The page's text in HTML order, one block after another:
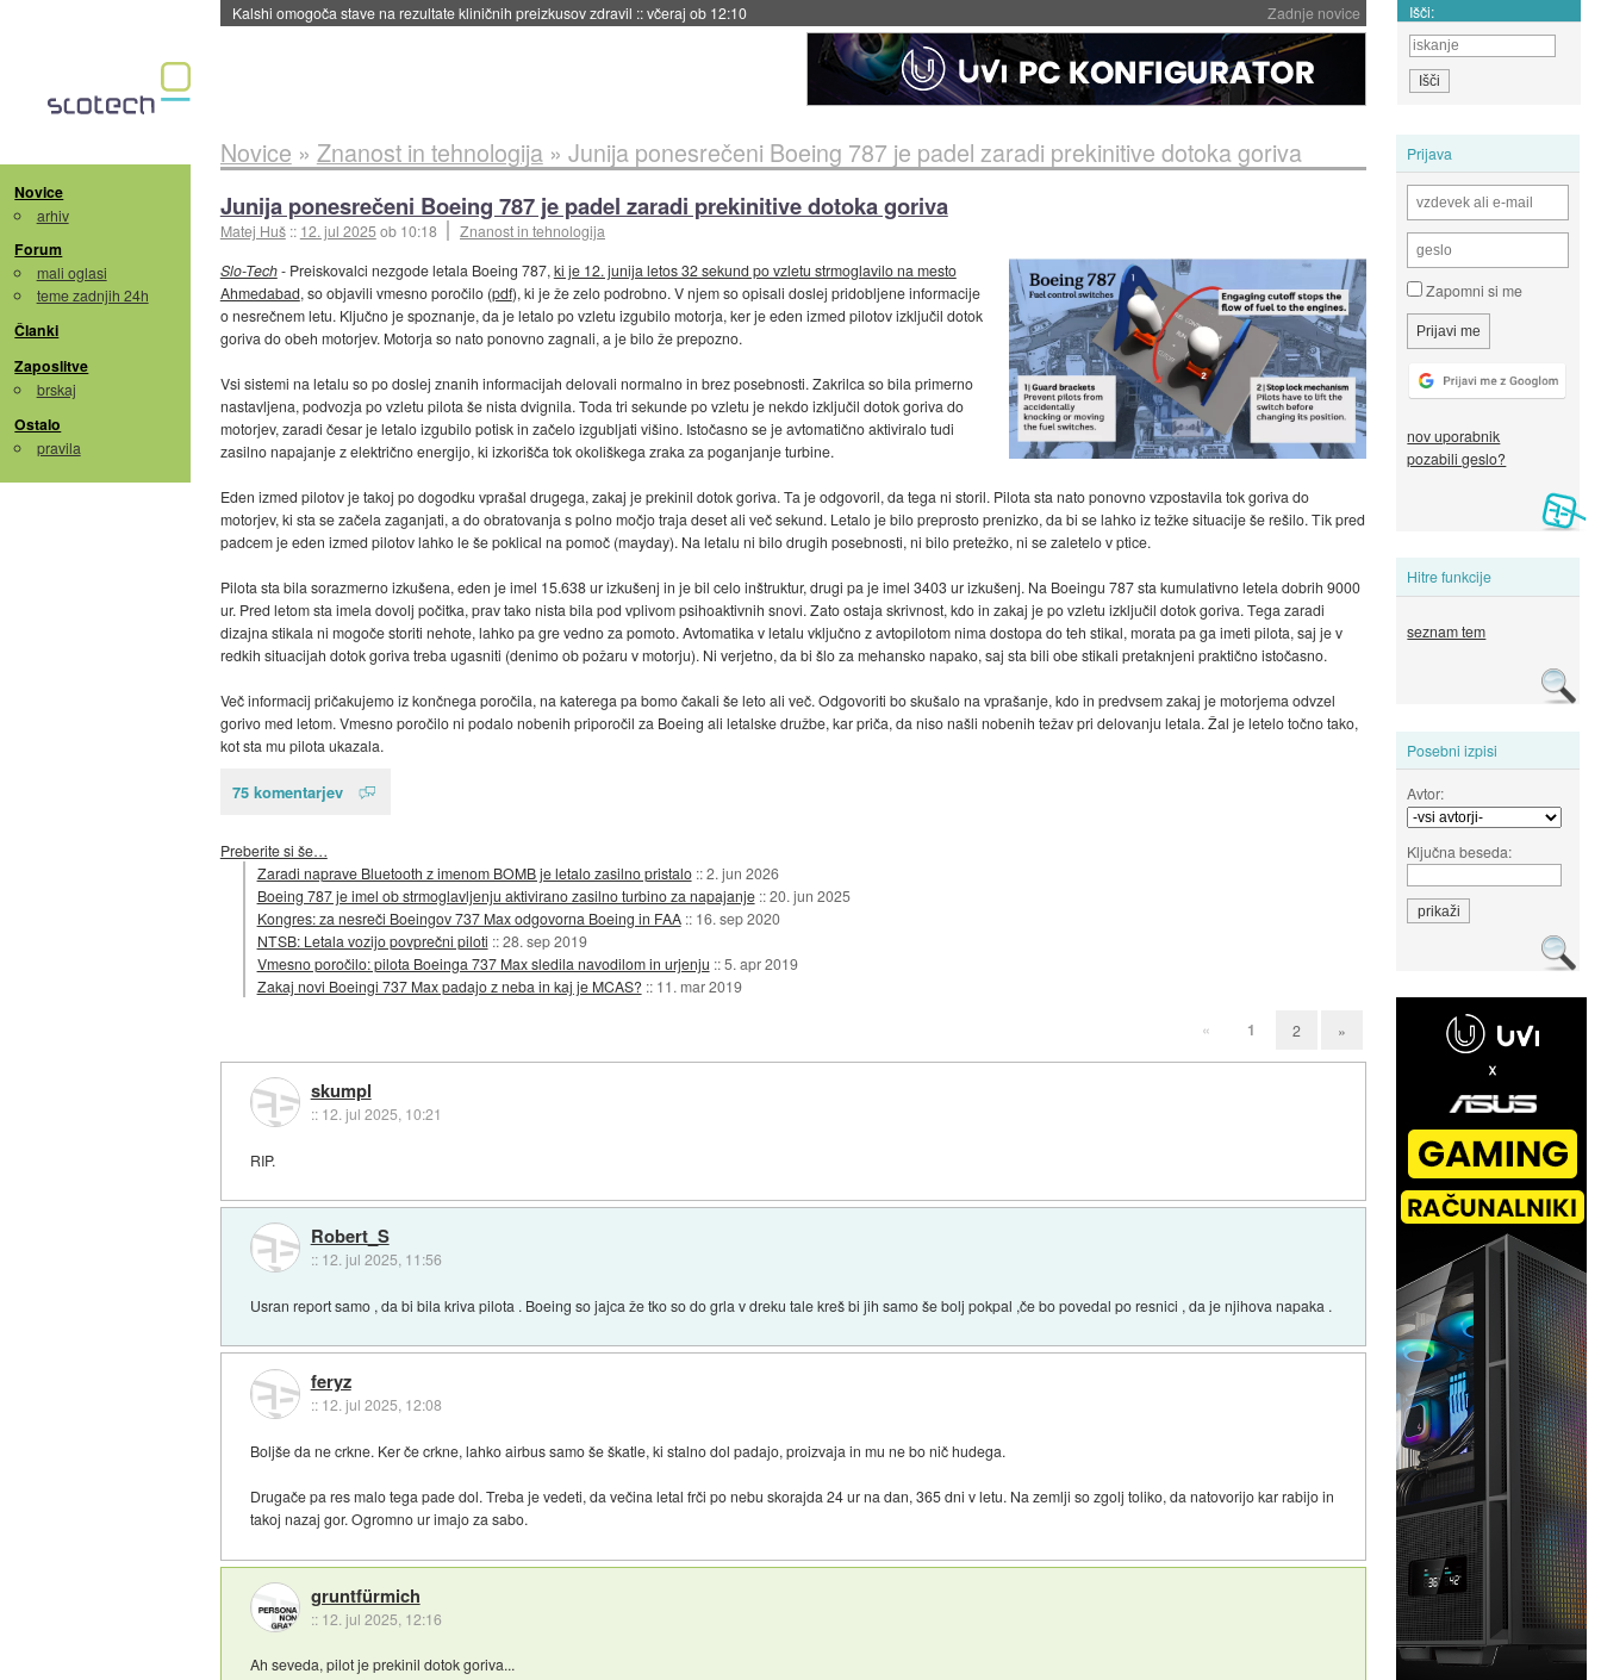
Zadnje novice
Sandisk že prodal več kot polovico SSD-jev za naslednji dve leti::včeraj ob 11:37 Išči:
Novice
arhiv
Forum
mali oglasi
teme zadnjih 24h
Članki
Zaposlitve
brskaj
Ostalo
pravila
Prijava
Zapomni si me
nov uporabnik
pozabili geslo?
Hitre funkcije
seznam tem
Posebni izpisi
Avtor:
Ključna beseda:
Novice » Znanost in tehnologija» Junija ponesrečeni Boeing 787 je padel zaradi prekinitive dotoka goriva
Junija ponesrečeni Boeing 787 je padel zaradi prekinitive dotoka goriva
Matej Huš :: 12. jul 2025ob 10:18
Znanost in tehnologija
Slo-Tech- Preiskovalci nezgode letala Boeing 787, ki je 12. junija letos 32 sekund po vzletu strmoglavilo na mesto
Ahmedabad, so objavili vmesno poročilo (pdf), ki je že zelo podrobno. V njem so opisali doslej pridobljene informacije
o nesrečnem letu. Ključno je spoznanje, da je letalo po vzletu izgubilo motorja, ker je eden izmed pilotov izključil dotok
goriva do obeh motorjev. Motorja so nato ponovno zagnali, a je bilo že prepozno.
Vsi sistemi na letalu so po doslej znanih informacijah delovali normalno in brez posebnosti. Zakrilca so bila primerno
nastavljena, podvozja po vzletu pilota še nista dvignila. Toda tri sekunde po vzletu je nekdo izključil dotok goriva do
motorjev, zaradi česar je letalo izgubilo potisk in začelo izgubljati višino. Istočasno se je avtomatično aktiviralo tudi
zasilno napajanje z električno energijo, ki izkorišča tok okoliškega zraka za poganjanje turbine.
Eden izmed pilotov je takoj po dogodku vprašal drugega, zakaj je prekinil dotok goriva. Ta je odgovoril, da tega ni storil. Pilota sta nato ponovno vzpostavila tok goriva do
motorjev, ki sta se začela zaganjati, a do obratovanja s polno močjo traja deset ali več sekund. Letalo je bilo preprosto prenizko, da bi se lahko iz težke situacije še rešilo. Tik pred
padcem je eden izmed pilotov lahko le še poklical na pomoč (mayday). Na letalu ni bilo drugih posebnosti, ni bilo pretežko, ni se zaletelo v ptice.
Pilota sta bila sorazmerno izkušena, eden je imel 15.638 ur izkušenj in je bil celo inštruktur, drugi pa je imel 3403 ur izkušenj. Na Boeingu 787 sta kumulativno letela dobrih 9000
ur. Pred letom sta imela dovolj počitka, prav tako nista bila pod vplivom psihoaktivnih snovi. Zato ostaja skrivnost, kdo in zakaj je po vzletu izključil dotok goriva. Tega zaradi
dizajna stikala ni mogoče storiti nehote, lahko pa gre vedno za pomoto. Avtomatika v letalu vključno z avtopilotom nima dostopa do teh stikal, morata pa ga imeti pilota, saj je v
redkih situacijah dotok goriva treba ugasniti (denimo ob požaru v motorju). Ni verjetno, da bi šlo za mehansko napako, saj sta bili obe stikali pretaknjeni praktično istočasno.
Več informacij pričakujemo iz končnega poročila, na katerega pa bomo čakali še leto ali več. Odgovoriti bo skušalo na vprašanje, kdo in predvsem zakaj je motorjema odvzel
gorivo med letom. Vmesno poročilo ni podalo nobenih priporočil za Boeing ali letalske družbe, kar priča, da niso našli nobenih težav pri delovanju letala. Žal je letelo točno tako,
kot sta mu pilota ukazala.
75 komentarjev
Preberite si še…
Zaradi naprave Bluetooth z imenom BOMB je letalo zasilno pristalo ::2. jun 2026
Boeing 787 je imel ob strmoglavljenju aktivirano zasilno turbino za napajanje ::20. jun 2025
Kongres: za nesreči Boeingov 737 Max odgovorna Boeing in FAA :: 16. sep 2020
NTSB: Letala vozijo povprečni piloti ::28. sep 2019
Vmesno poročilo: pilota Boeinga 737 Max sledila navodilom in urjenju ::5. apr 2019
Zakaj novi Boeingi 737 Max padajo z neba in kaj je MCAS? :: 11. mar 2019
« 1 2 »
skumpl
:: 12. jul 2025, 10:21
RIP.
Robert_S
:: 12. jul 2025, 11:56
Usran report samo , da bi bila kriva pilota . Boeing so jajca že tko so do grla v dreku tale kreš bi jih samo še bolj pokpal ,če bo povedal po resnici , da je njihova napaka .
feryz
:: 12. jul 2025, 12:08
Boljše da ne crkne. Ker če crkne, lahko airbus samo še škatle, ki stalno dol padajo, proizvaja in mu ne bo nič hudega.
Drugače pa res malo tega pade dol. Treba je vedeti, da večina letal frči po nebu skorajda 24 ur na dan, 365 dni v letu. Na zemlji so zgolj toliko, da natovorijo kar rabijo in
takoj nazaj gor. Ogromno ur imajo za sabo.
gruntfürmich
:: 12. jul 2025, 12:16
Ah seveda, pilot je prekinil dotok goriva...